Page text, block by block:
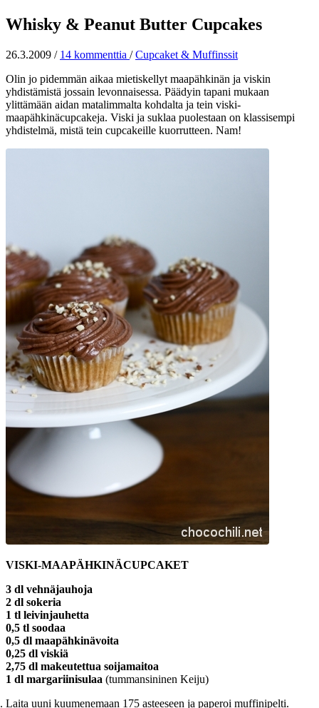
Whisky & Peanut Butter Cupcakes
26.3.2009 / 14 kommenttia / Cupcaket & Muffinssit
Olin jo pidemmän aikaa mietiskellyt maapähkinän ja viskin
yhdistämistä jossain levonnaisessa. Päädyin tapani mukaan
ylittämään aidan matalimmalta kohdalta ja tein viski-
maapähkinäcupcakeja. Viski ja suklaa puolestaan on klassisempi
yhdistelmä, mistä tein cupcakeille kuorrutteen. Nam!
VISKI-MAAPÄHKINÄCUPCAKET
3 dl vehnäjauhoja
2 dl sokeria
1 tl leivinjauhetta
0,5 tl soodaa
0,5 dl maapähkinävoita
0,25 dl viskiä
2,75 dl makeutettua soijamaitoa
1 dl margariinisulaa (tummansininen Keiju)
Laita uuni kuumenemaan 175 asteeseen ja paperoi muffinipelti.